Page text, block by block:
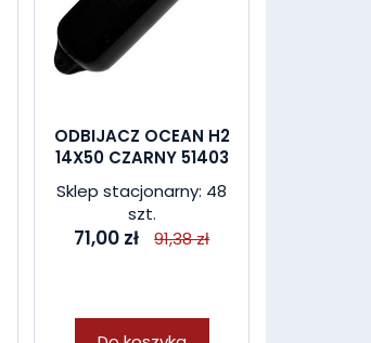
ODBIJACZ OCEAN H2
14X50 CZARNY 51403
Sklep stacjonarny: 48
szt.
71,00 zł 91,38 zł